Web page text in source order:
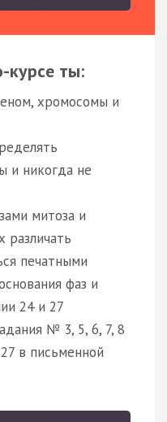
курсе ты:
хромосомы и
и никогда не
митоза и
различать
печатными
фаз и
24 и 27
№ 3, 5, 6, 7, 8
в письменной